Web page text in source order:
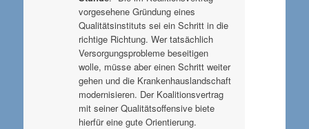
vorgesehene Gründung eines
Qualitätsinstituts sei ein Schritt in die
richtige Richtung. Wer tatsächlich
Versorgungsprobleme beseitigen
wolle, müsse aber einen Schritt weiter
gehen und die Krankenhauslandschaft
modernisieren. Der Koalitionsvertrag
mit seiner Qualitätsoffensive biete
hierfür eine gute Orientierung.